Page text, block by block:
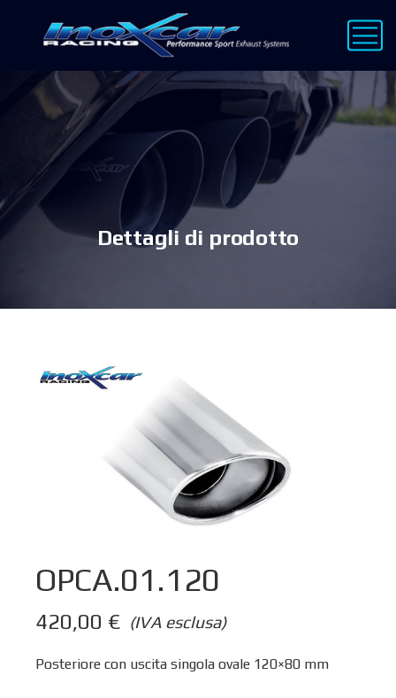
Dettagli di prodotto
OPCA.01.120
(IVA esclusa)
420,00 €
Posteriore con uscita singola ovale 120×80 mm